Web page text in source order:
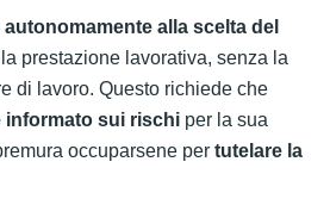
alla scelta del
prestazione lavorativa, senza la
di lavoro. Questo richiede che
informato sui rischi per la sua
occuparsene per tutelare la